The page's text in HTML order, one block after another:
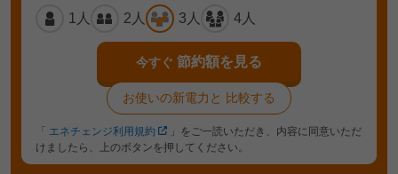
1人
2人 3人 4人
今すぐ 節約額を見る
お使いの新電力と 比較する
「 エネチェンジ利用規約
」をご一読いただき、内容に同意いただ
けましたら、上のボタンを押してください。